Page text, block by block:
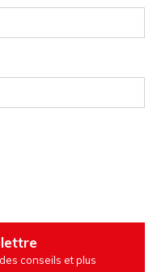
conseils et plus